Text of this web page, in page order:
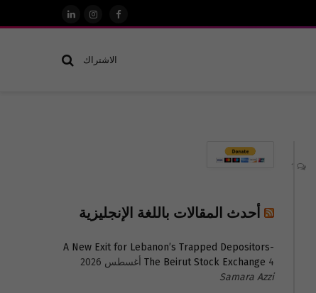
فيسبوكالانستغرام
لينكدإن
الاشتراك
أحدث المقالات باللغة الإنجليزية
A New Exit for Lebanon’s Trapped Depositors-
The Beirut Stock Exchange 4 أغسطس 2026
Samara Azzi